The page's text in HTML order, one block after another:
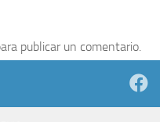
publicar un comentario.